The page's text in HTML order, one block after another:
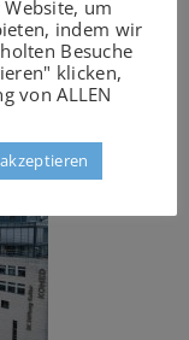
des
zur
auf dem
der Website
um
indem wir
Besuche
klicken,
von ALLEN